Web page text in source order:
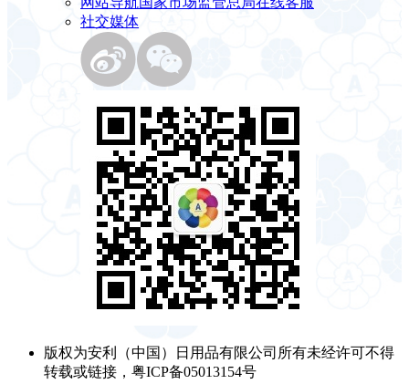
社交媒体
版权为安利（中国）日用品有限公司所有未经许可不得
转载或链接，粤ICP备05013154号